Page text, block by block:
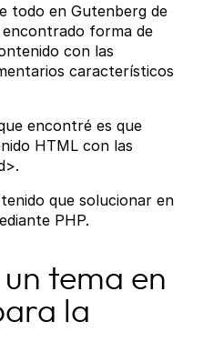
todo en Gutenberg de
forma de
con las
característicos
encontré es que
HTML con las
que solucionar en
PHP.
tema en
la